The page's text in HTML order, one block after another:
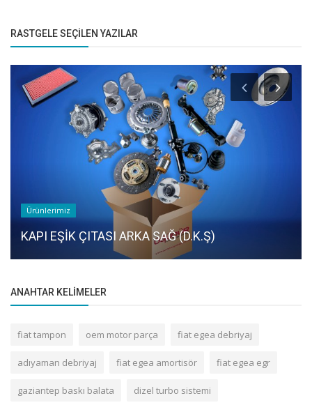
RASTGELE SEÇILEN YAZILAR
Ürünlerimiz
KAPI EŞİK ÇITASI ARKA SAĞ (D.K.Ş)
ANAHTAR KELIMELER
fiat tampon oem motor parça fiat egea debriyaj
adıyaman debriyaj fiat egea amortisör fiat egea egr
gaziantep baskı balata dizel turbo sistemi